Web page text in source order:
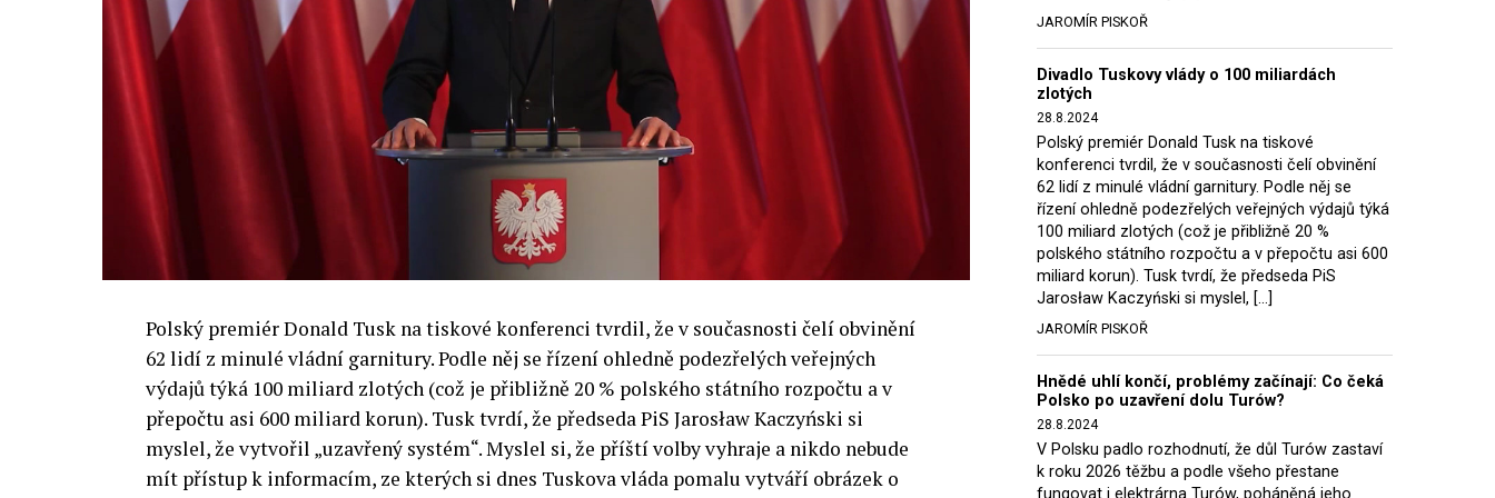
Evropské unii obnovit konkurenceschopnost ve vztahu ke globálním ekonomikám a
nutnosti zajistit bezpečnost evropských zemí.
Polský premiér Donald Tusk na tiskové konferenci tvrdil, že v současnosti čelí obvinění
62 lidí z minulé vládní garnitury. Podle něj se řízení ohledně podezřelých veřejných
výdajů týká 100 miliard zlotých (což je přibližně 20 % polského státního rozpočtu a v
přepočtu asi 600 miliard korun). Tusk tvrdí, že předseda PiS Jarosław Kaczyński si
myslel, že vytvořil „uzavřený systém“. Myslel si, že příští volby vyhraje a nikdo nebude
mít přístup k informacím, ze kterých si dnes Tuskova vláda pomalu vytváří obrázek o
JAROMÍR PISKOŘ
Divadlo Tuskovy vlády o 100 miliardách
zlotých
28.8.2024
Polský premiér Donald Tusk na tiskové
konferenci tvrdil, že v současnosti čelí obvinění
62 lidí z minulé vládní garnitury. Podle něj se
řízení ohledně podezřelých veřejných výdajů týká
100 miliard zlotých (což je přibližně 20 %
polského státního rozpočtu a v přepočtu asi 600
miliard korun). Tusk tvrdí, že předseda PiS
Jarosław Kaczyński si myslel, […]
JAROMÍR PISKOŘ
Hnědé uhlí končí, problémy začínají: Co čeká
Polsko po uzavření dolu Turów?
28.8.2024
V Polsku padlo rozhodnutí, že důl Turów zastaví
k roku 2026 těžbu a podle všeho přestane
fungovat i elektrárna Turów, poháněná jeho